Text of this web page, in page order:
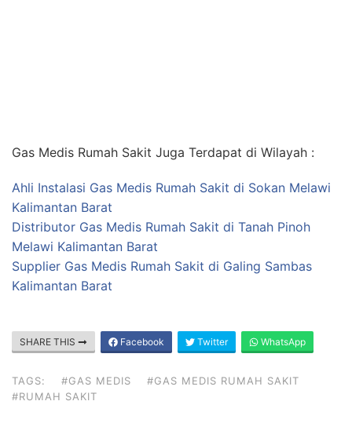
Gas Medis Rumah Sakit Juga Terdapat di Wilayah :
Ahli Instalasi Gas Medis Rumah Sakit di Sokan Melawi
Kalimantan Barat
Distributor Gas Medis Rumah Sakit di Tanah Pinoh
Melawi Kalimantan Barat
Supplier Gas Medis Rumah Sakit di Galing Sambas
Kalimantan Barat
SHARE THIS Facebook Twitter WhatsApp
TAGS: #GAS MEDIS
#GAS MEDIS RUMAH SAKIT
#RUMAH SAKIT